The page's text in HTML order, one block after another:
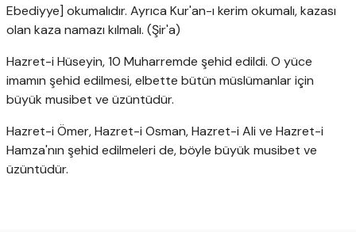
Ebediyye] okumalıdır. Ayrıca Kur'an-ı kerim okumalı, kazası
olan kaza namazı kılmalı. (Şir'a)
Hazret-i Hüseyin, 10 Muharremde şehid edildi. O yüce
imamın şehid edilmesi, elbette bütün müslümanlar için
büyük musibet ve üzüntüdür.
Hazret-i Ömer, Hazret-i Osman, Hazret-i Ali ve Hazret-i
Hamza'nın şehid edilmeleri de, böyle büyük musibet ve
üzüntüdür.